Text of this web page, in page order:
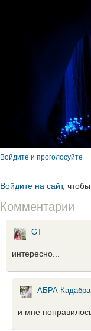
Войдите и проголосуйте
Войдите на сайт,
Комментарии
GT
интересно...
АБРА Кадабра
и мне